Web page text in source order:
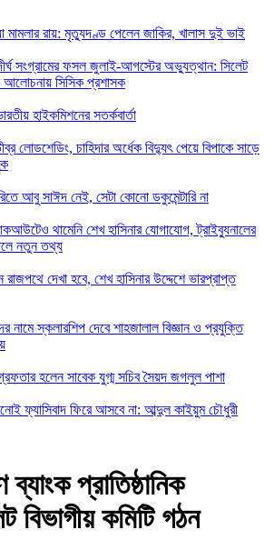
মামলার রায়: মৃত্যুদণ্ড পেলেন জাকির, খালাস দুই ভাই
সংগ্রামের ফসল জুলাই-আগস্টের অভ্যুত্থান: সিলেট
আলোচনায় সিসিক প্রশাসক
হাইকমিশনের সতর্কবার্তা
লোডশেডিং, চাহিদার অর্ধেক বিদ্যুৎ পেয়ে বিপাকে সাড়ে
আবু সাঈদ নেই, সেটা কোনো ডকুমেন্টারি না
থামেনি শেখ হাসিনার যোগাযোগ, ট্রাইব্যুনালের
নতুন তথ্য
দেখা হবে, শেখ হাসিনার উদ্দেশে ভারপ্রাপ্ত
নামে স্কলারশিপ দেবে শাহজালাল বিজ্ঞান ও প্রযুক্তি
হলেন সাবেক যুগ্ম সচিব সৈয়দ জগলুল পাশা
ফ্যাসিবাদ ফিরে আসবে না: আব্দুল কাইয়ুম চৌধুরী
প্রাতিষ্ঠানিক
বিভাগীয় কমিটি গঠন